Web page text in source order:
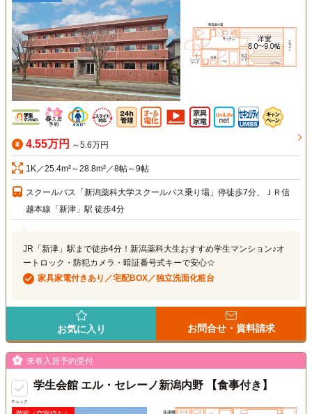
4.55万円 ～5.6万円
1K／25.4m²～28.8m²／8帖～9帖
スクールバス「新潟薬科大学スクールバス乗り場」停徒歩7分、ＪＲ信
越本線「新津」駅 徒歩4分
JR「新津」駅まで徒歩4分！新潟薬科大生おすすめ学生マンション♪オ
ートロック・防犯カメラ・暗証番号式キーで安心☆
家具家電付きあり／宅配BOX／独立洗面化粧台
お気に入り お問合せ・資料請求
チェック
来春入居予約受付
学生会館 エル・セレーノ新潟内野 【食事付き】